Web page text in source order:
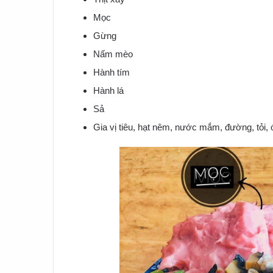
Mọc
Gừng
Nấm mèo
Hành tím
Hành lá
Sả
Gia vị tiêu, hạt nêm, nước mắm, đường, tỏi,